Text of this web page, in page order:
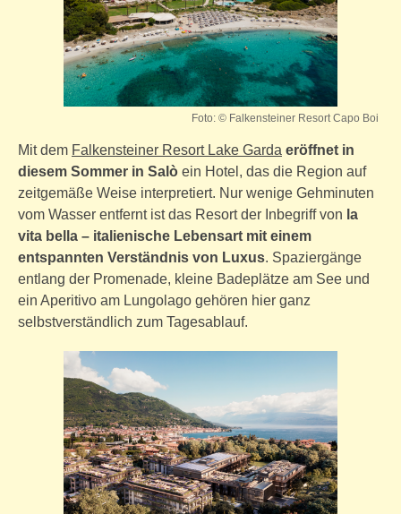
Foto: © Falkensteiner Resort Capo Boi
Mit dem Falkensteiner Resort Lake Garda eröffnet in
diesem Sommer in Salò ein Hotel, das die Region auf
zeitgemäße Weise interpretiert. Nur wenige Gehminuten
vom Wasser entfernt ist das Resort der Inbegriff von la
vita bella – italienische Lebensart mit einem
entspannten Verständnis von Luxus. Spaziergänge
entlang der Promenade, kleine Badeplätze am See und
ein Aperitivo am Lungolago gehören hier ganz
selbstverständlich zum Tagesablauf.